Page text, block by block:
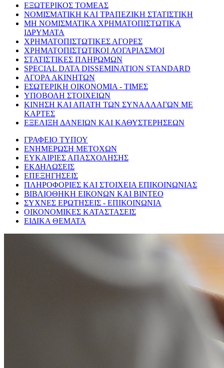
ΕΞΩΤΕΡΙΚΟΣ ΤΟΜΕΑΣ
ΝΟΜΙΣΜΑΤΙΚΗ ΚΑΙ ΤΡΑΠΕΖΙΚΗ ΣΤΑΤΙΣΤΙΚΗ
ΜΗ ΝΟΜΙΣΜΑΤΙΚΑ ΧΡΗΜΑΤΟΠΙΣΤΩΤΙΚΑ
ΙΔΡΥΜΑΤΑ
ΧΡΗΜΑΤΟΠΙΣΤΩΤΙΚΕΣ ΑΓΟΡΕΣ
ΧΡΗΜΑΤΟΠΙΣΤΩΤΙΚΟΙ ΛΟΓΑΡΙΑΣΜΟΙ
ΣΤΑΤΙΣΤΙΚΕΣ ΠΛΗΡΩΜΩΝ
SPECIAL DATA DISSEMINATION STANDARD
ΑΓΟΡΑ ΑΚΙΝΗΤΩΝ
ΕΣΩΤΕΡΙΚΗ ΟΙΚΟΝΟΜΙΑ - ΤΙΜΕΣ
ΥΠΟΒΟΛΗ ΣΤΟΙΧΕΙΩΝ
ΚΙΝΗΣΗ ΚΑΙ ΑΠΑΤΗ ΤΩΝ ΣΥΝΑΛΛΑΓΩΝ ΜΕ
ΚΑΡΤΕΣ
ΕΞΕΛΙΞΗ ΔΑΝΕΙΩΝ ΚΑΙ ΚΑΘΥΣΤΕΡΗΣΕΩΝ
ΓΡΑΦΕΙΟ ΤΥΠΟΥ
ΕΝΗΜΕΡΩΣΗ ΜΕΤΟΧΩΝ
ΕΥΚΑΙΡΙΕΣ ΑΠΑΣΧΟΛΗΣΗΣ
ΕΚΔΗΛΩΣΕΙΣ
ΕΠΕΞΗΓΗΣΕΙΣ
ΠΛΗΡΟΦΟΡΙΕΣ ΚΑΙ ΣΤΟΙΧΕΙΑ ΕΠΙΚΟΙΝΩΝΙΑΣ
ΒΙΒΛΙΟΘΗΚΗ ΕΙΚΟΝΩΝ ΚΑΙ ΒΙΝΤΕΟ
ΣΥΧΝΕΣ ΕΡΩΤΗΣΕΙΣ - ΕΠΙΚΟΙΝΩΝΙΑ
ΟΙΚΟΝΟΜΙΚΕΣ ΚΑΤΑΣΤΑΣΕΙΣ
ΕΙΔΙΚΑ ΘΕΜΑΤΑ